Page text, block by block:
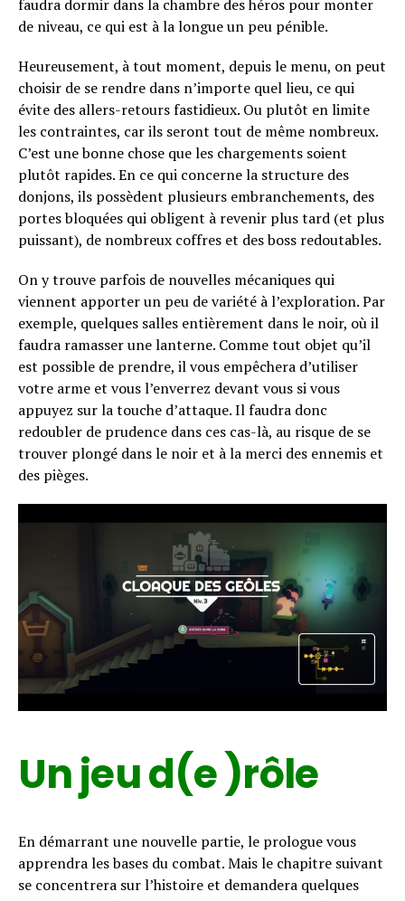
faudra dormir dans la chambre des héros pour monter
de niveau, ce qui est à la longue un peu pénible.
Heureusement, à tout moment, depuis le menu, on peut
choisir de se rendre dans n’importe quel lieu, ce qui
évite des allers-retours fastidieux. Ou plutôt en limite
les contraintes, car ils seront tout de même nombreux.
C’est une bonne chose que les chargements soient
plutôt rapides. En ce qui concerne la structure des
donjons, ils possèdent plusieurs embranchements, des
portes bloquées qui obligent à revenir plus tard (et plus
puissant), de nombreux coffres et des boss redoutables.
On y trouve parfois de nouvelles mécaniques qui
viennent apporter un peu de variété à l’exploration. Par
exemple, quelques salles entièrement dans le noir, où il
faudra ramasser une lanterne. Comme tout objet qu’il
est possible de prendre, il vous empêchera d’utiliser
votre arme et vous l’enverrez devant vous si vous
appuyez sur la touche d’attaque. Il faudra donc
redoubler de prudence dans ces cas-là, au risque de se
trouver plongé dans le noir et à la merci des ennemis et
des pièges.
Un jeu d(e )rôle
En démarrant une nouvelle partie, le prologue vous
apprendra les bases du combat. Mais le chapitre suivant
se concentrera sur l’histoire et demandera quelques